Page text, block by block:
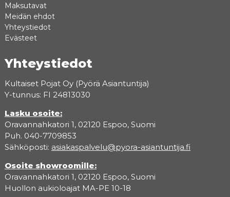
Maksutavat
Meidän ehdot
Yhteystiedot
Evästeet
Yhteystiedot
Kultaiset Pojat Oy (Pyörä Asiantuntija)
Y-tunnus: FI 24813030
Lasku osoite:
Oravannahkatori 1, 02120 Espoo, Suomi
Puh. 040-7709853
Sähköposti: asiakaspalvelu@pyora-asiantuntija.fi
Osoite showroomille:
Oravannahkatori 1, 02120 Espoo, Suomi
Huollon aukioloajat MA-PE 10-18